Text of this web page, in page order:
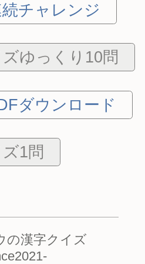
チャレンジ
ゆっくり10問
ダウンロード
1問
の漢字クイズ
-